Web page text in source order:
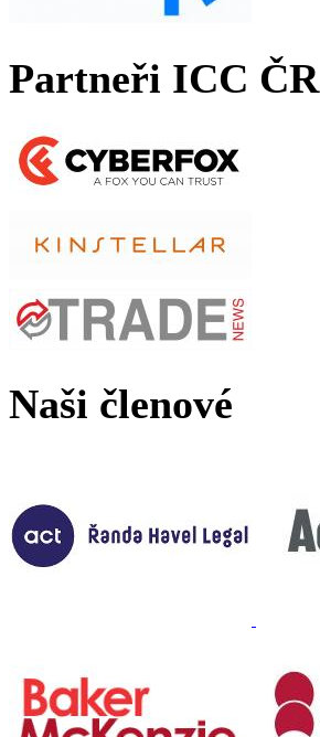
Partneři ICC ČR
Naši členové